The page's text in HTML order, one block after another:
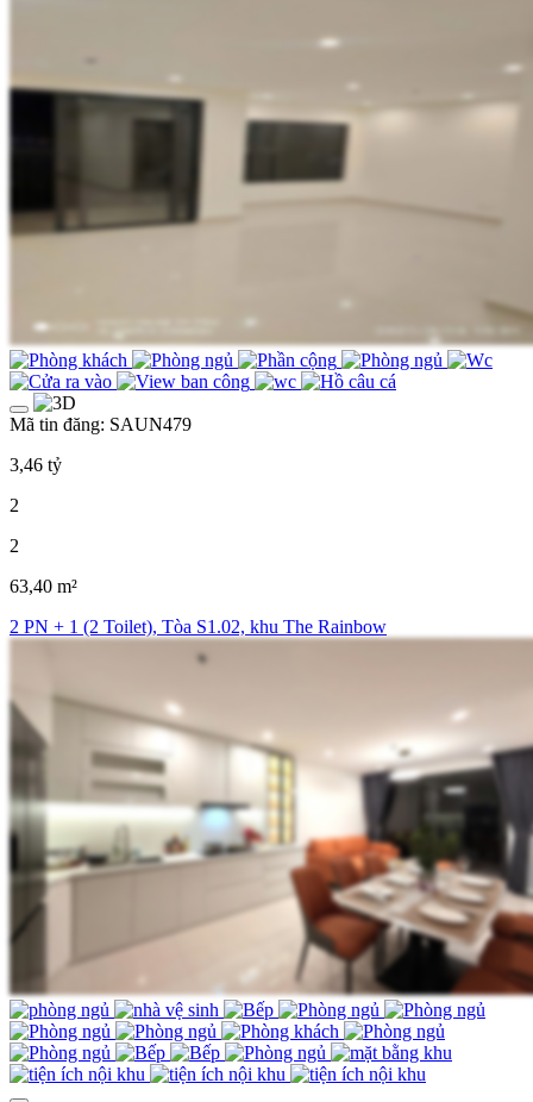
Mã tin đăng: SAUN479
3,46 tỷ
2
2
63,40 m²
2 PN + 1 (2 Toilet), Tòa S1.02, khu The Rainbow